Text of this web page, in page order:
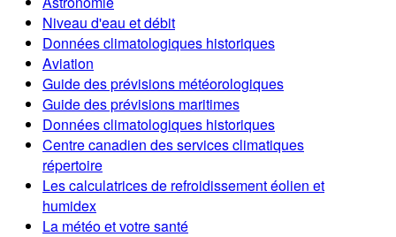
Niveau d'eau et débit
Données climatologiques historiques
Aviation
Guide des prévisions météorologiques
Guide des prévisions maritimes
Données climatologiques historiques
Centre canadien des services climatiques
répertoire
Les calculatrices de refroidissement éolien et
humidex
La météo et votre santé